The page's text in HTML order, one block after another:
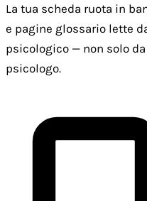
La tua scheda ruota in
e pagine glossario lette
psicologico — non solo
psicologo.